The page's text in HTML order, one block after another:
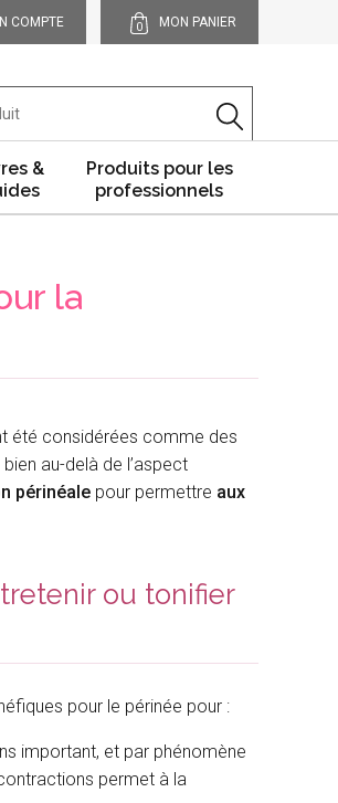
COMPTE 0 MON PANIER
&
Produits pour les
professionnels
la
été considérées comme des
au-delà de l’aspect
périnéale pour permettre aux
ou tonifier
pour le périnée pour :
important, et par phénomène
permet à la